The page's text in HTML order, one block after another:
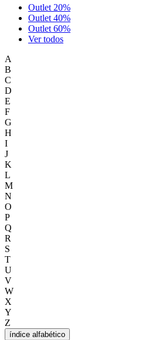
Outlet 20%
Outlet 40%
Outlet 60%
Ver todos
A
B
C
D
E
F
G
H
I
J
K
L
M
N
O
P
Q
R
S
T
U
V
W
X
Y
Z
índice alfabético